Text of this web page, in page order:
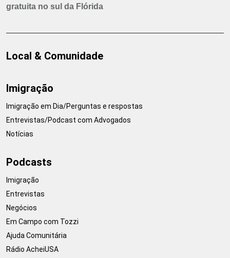
gratuita no sul da Flórida
Local & Comunidade
Imigração
Imigração em Dia/Perguntas e respostas
Entrevistas/Podcast com Advogados
Notícias
Podcasts
Imigração
Entrevistas
Negócios
Em Campo com Tozzi
Ajuda Comunitária
Rádio AcheiUSA